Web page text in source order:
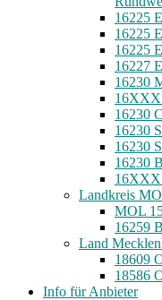
16225
16225
16225
16227
16230
16XXX
16230
16230
16230
16230
16XXX
Landkreis
MOL
16259
Land
18609
18586
Info für Anbieter